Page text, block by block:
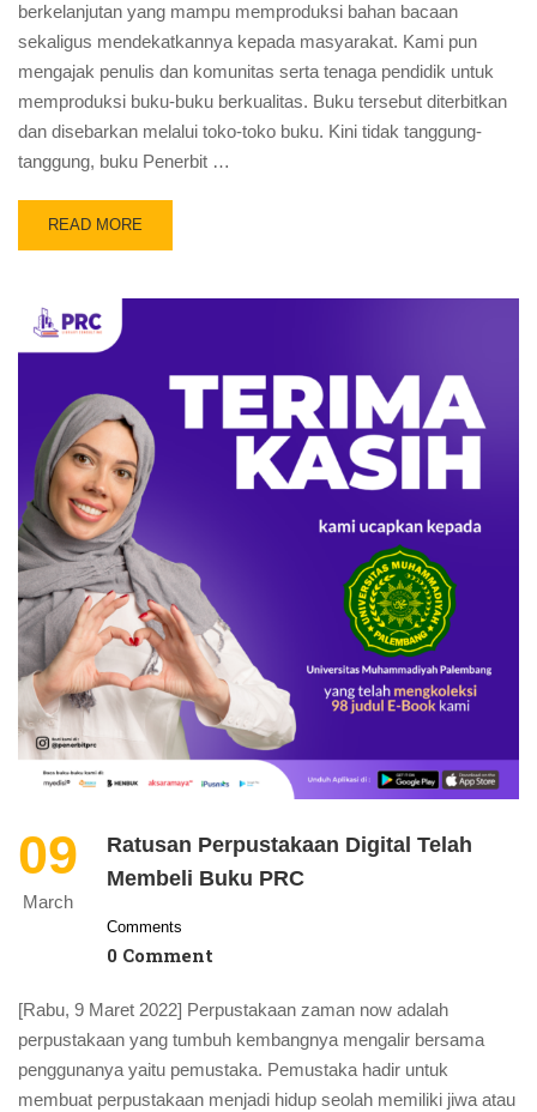
berkelanjutan yang mampu memproduksi bahan bacaan
sekaligus mendekatkannya kepada masyarakat. Kami pun
mengajak penulis dan komunitas serta tenaga pendidik untuk
memproduksi buku-buku berkualitas. Buku tersebut diterbitkan
dan disebarkan melalui toko-toko buku. Kini tidak tanggung-
tanggung, buku Penerbit …
READ MORE
09
March
Ratusan Perpustakaan Digital Telah
Membeli Buku PRC
Comments
0 Comment
[Rabu, 9 Maret 2022] Perpustakaan zaman now adalah
perpustakaan yang tumbuh kembangnya mengalir bersama
penggunanya yaitu pemustaka. Pemustaka hadir untuk
membuat perpustakaan menjadi hidup seolah memiliki jiwa atau